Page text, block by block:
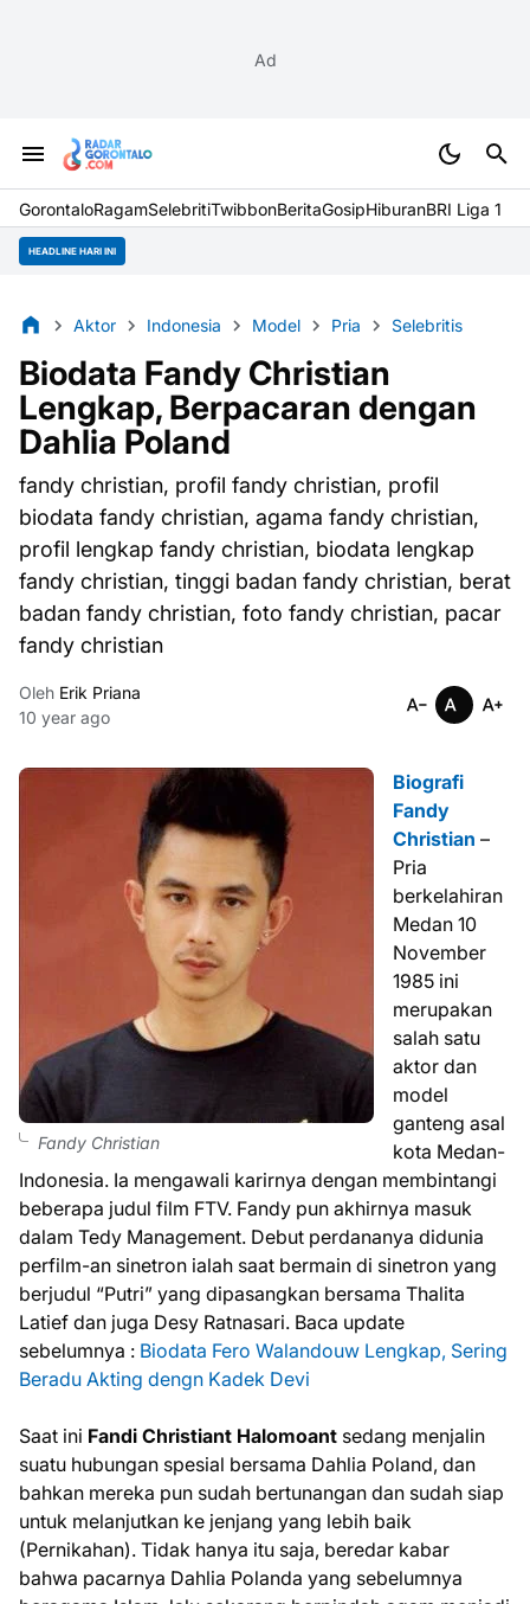
Ad
GorontaloRagamSelebritiTwibbonBeritaGosipHiburanBRI Liga 1
HEADLINE HARI INI
Aktor Indonesia Model Pria Selebritis
Biodata Fandy Christian
Lengkap, Berpacaran dengan
Dahlia Poland
fandy christian, profil fandy christian, profil
biodata fandy christian, agama fandy christian,
profil lengkap fandy christian, biodata lengkap
fandy christian, tinggi badan fandy christian, berat
badan fandy christian, foto fandy christian, pacar
fandy christian
Oleh Erik Priana
10 year ago
Fandy Christian
Biografi
Fandy
Christian –
Pria
berkelahiran
Medan 10
November
1985 ini
merupakan
salah satu
aktor dan
model
ganteng asal
kota Medan-
Indonesia. Ia mengawali karirnya dengan membintangi
beberapa judul film FTV. Fandy pun akhirnya masuk
dalam Tedy Management. Debut perdananya didunia
perfilm-an sinetron ialah saat bermain di sinetron yang
berjudul “Putri” yang dipasangkan bersama Thalita
Latief dan juga Desy Ratnasari. Baca update
sebelumnya : Biodata Fero Walandouw Lengkap, Sering
Beradu Akting dengn Kadek Devi
Saat ini Fandi Christiant Halomoant sedang menjalin
suatu hubungan spesial bersama Dahlia Poland, dan
bahkan mereka pun sudah bertunangan dan sudah siap
untuk melanjutkan ke jenjang yang lebih baik
(Pernikahan). Tidak hanya itu saja, beredar kabar
bahwa pacarnya Dahlia Polanda yang sebelumnya